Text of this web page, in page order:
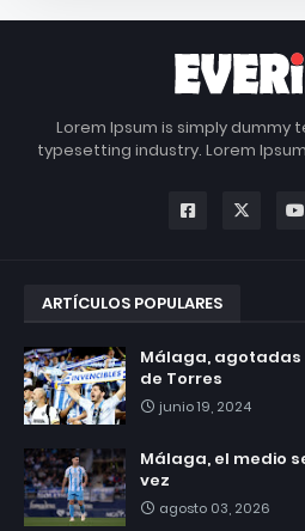
Lorem Ipsum is simply dummy
typesetting industry. Lorem
ARTÍCULOS POPULARES
Málaga,
de Torres
junio 19, 2024
Málaga, el medio
vez
agosto 03, 2026